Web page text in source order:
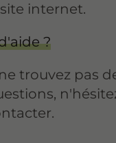
internet.
?
trouvez pas